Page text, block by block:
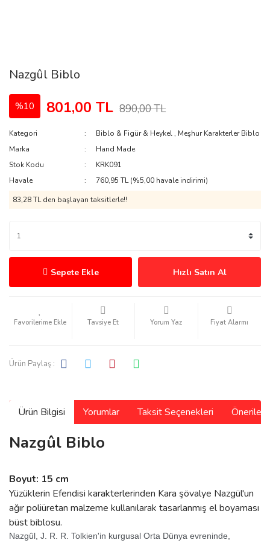
Nazgûl Biblo
%10 801,00 TL 890,00 TL
Kategori Biblo & Figür & Heykel , Meşhur Karakterler Biblo
Marka
Hand Made
Stok Kodu
KRK091
Havale
760,95 TL (%5,00 havale indirimi)
83,28 TL den başlayan taksitlerle!!
Sepete Ekle Hızlı Satın Al
Tavsiye Et Yorum Yaz Fiyat Alarmı
Ürün Paylaş :
Ürün Bilgisi Yorumlar Taksit Seçenekleri
Nazgûl Biblo
Boyut: 15 cm
Yüzüklerin Efendisi karakterlerinden Kara şövalye Nazgül'un
ağır poliüretan malzeme kullanılarak tasarlanmış el boyaması
büst biblosu.
Nazgûl, J. R. R. Tolkien'in kurgusal Orta Dünya evreninde,